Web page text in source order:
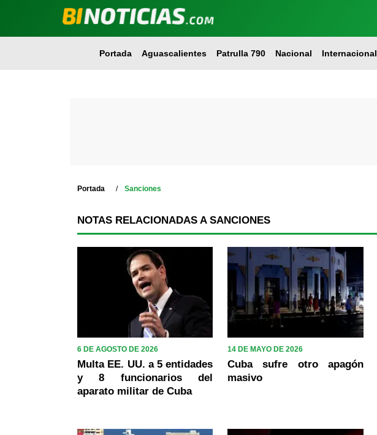
Portada Aguascalientes Patrulla 790 Nacional Internacional
Portada Sanciones
NOTAS RELACIONADAS A SANCIONES
6 DE AGOSTO DE 2026
Multa EE. UU. a 5 entidades
y 8 funcionarios del
aparato militar de Cuba
14 DE MAYO DE 2026
Cuba sufre otro apagón
masivo